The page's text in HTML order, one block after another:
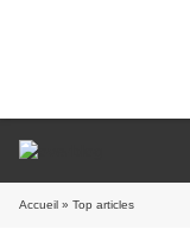
Accueil » Top articles